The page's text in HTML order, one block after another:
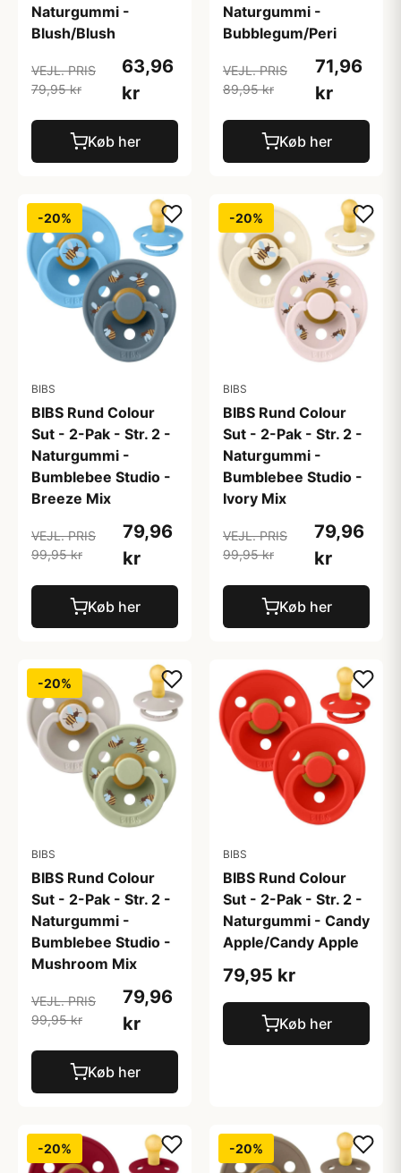
Naturgummi -
Blush/Blush
VEJL. PRIS
79,95 kr
63,96
kr
Køb her
Naturgummi -
Bubblegum/Peri
VEJL. PRIS
89,95 kr
71,96
kr
Køb her
-20%
BIBS
BIBS Rund Colour
Sut - 2-Pak - Str. 2 -
Naturgummi -
Bumblebee Studio -
Breeze Mix
VEJL. PRIS
99,95 kr
79,96
kr
Køb her
-20%
BIBS
BIBS Rund Colour
Sut - 2-Pak - Str. 2 -
Naturgummi -
Bumblebee Studio -
Ivory Mix
VEJL. PRIS
99,95 kr
79,96
kr
Køb her
-20%
BIBS
BIBS Rund Colour
Sut - 2-Pak - Str. 2 -
Naturgummi -
Bumblebee Studio -
Mushroom Mix
VEJL. PRIS
99,95 kr
79,96
kr
Køb her
BIBS
BIBS Rund Colour
Sut - 2-Pak - Str. 2 -
Naturgummi - Candy
Apple/Candy Apple
79,95 kr
Køb her
-20% -20%